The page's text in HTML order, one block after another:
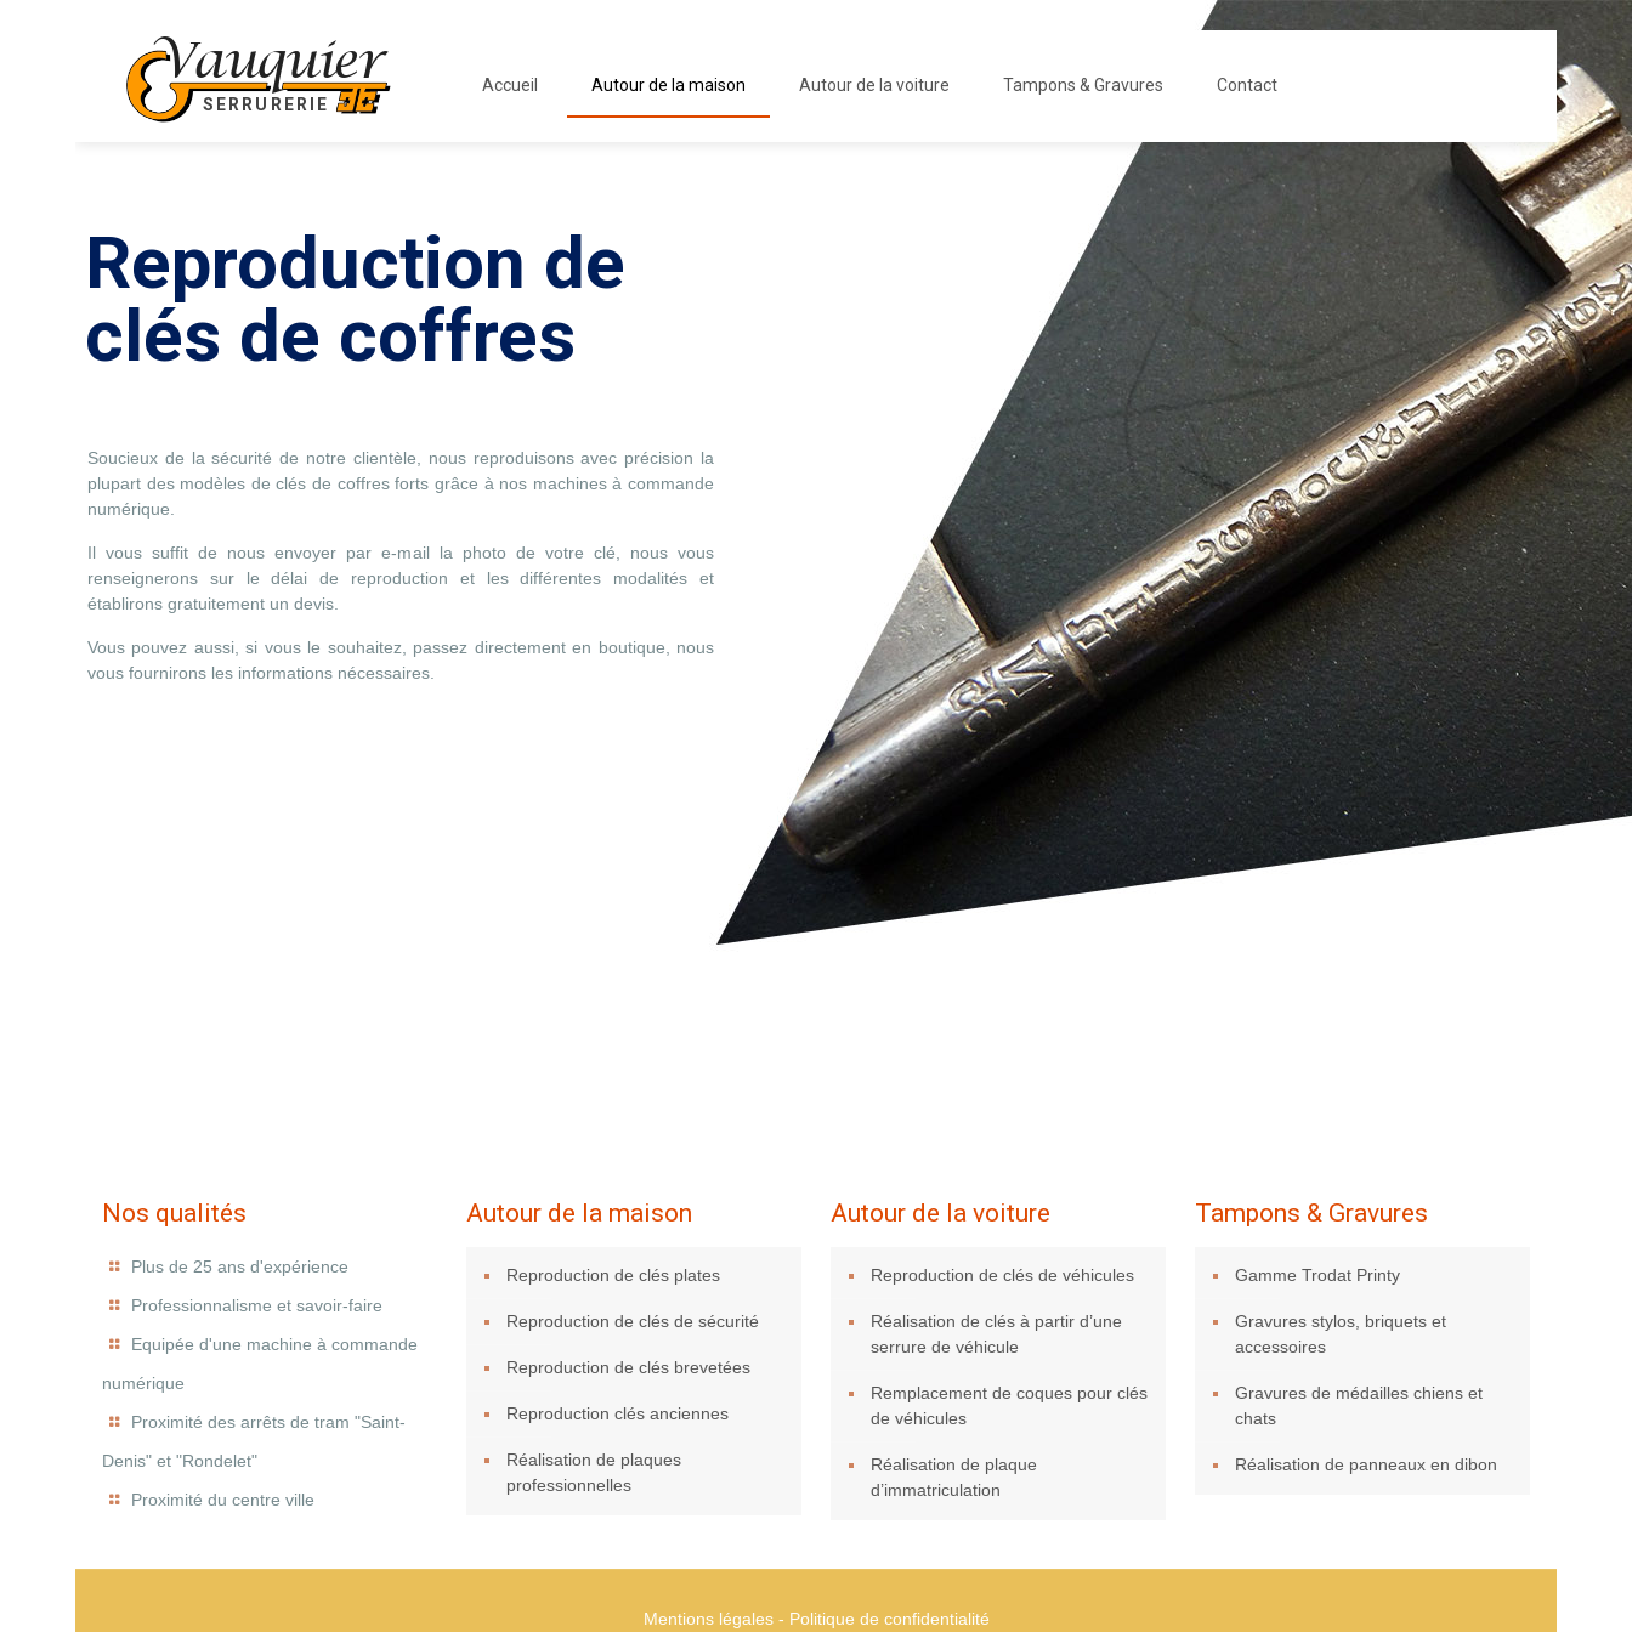
Vauquier
SERRURERIE
Accueil Autour de la maison Autour de la voiture Tampons & Gravures Contact
Reproduction de
clés de coffres
Soucieux de la sécurité de notre clientèle, nous reproduisons avec précision la
plupart des modèles de clés de coffres forts grâce à nos machines à commande
numérique.
Il vous suffit de nous envoyer par e-mail la photo de votre clé, nous vous
renseignerons sur le délai de reproduction et les différentes modalités et
établirons gratuitement un devis.
Vous pouvez aussi, si vous le souhaitez, passez directement en boutique, nous
vous fournirons les informations nécessaires.
Nos qualités
Plus de 25 ans d'expérience
Professionnalisme et savoir-faire
Equipée d'une machine à commande
numérique
Proximité des arrêts de tram "Saint-
Denis" et "Rondelet"
Proximité du centre ville
Autour de la maison
Reproduction de clés plates
Reproduction de clés de sécurité
Reproduction de clés brevetées
Reproduction clés anciennes
Réalisation de plaques
professionnelles
Autour de la voiture
Reproduction de clés de véhicules
Réalisation de clés à partir d’une
serrure de véhicule
Remplacement de coques pour clés
de véhicules
Réalisation de plaque
d’immatriculation
Tampons & Gravures
Gamme Trodat Printy
Gravures stylos, briquets et
accessoires
Gravures de médailles chiens et
chats
Réalisation de panneaux en dibon
Mentions légales- Politique de confidentialité